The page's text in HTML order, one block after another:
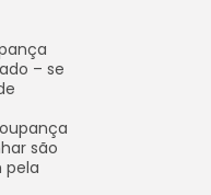
– se
são
pela